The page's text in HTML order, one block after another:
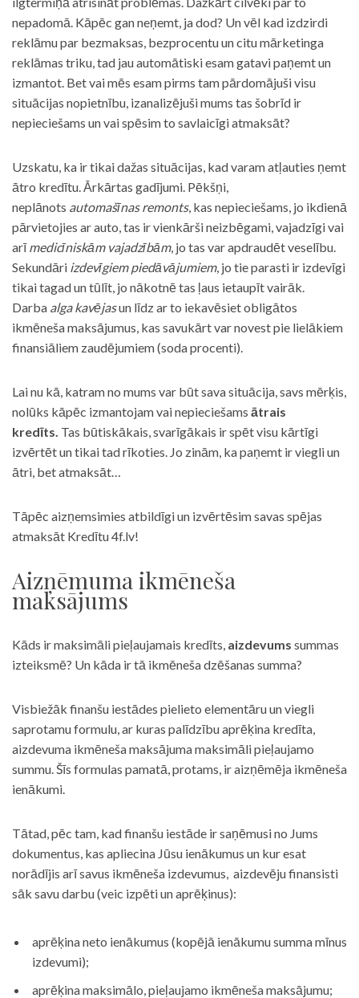
nepadomā. Kāpēc gan neņemt, ja dod? Un vēl kad izdzirdi
reklāmu par bezmaksas, bezprocentu un citu mārketinga
reklāmas triku, tad jau automātiski esam gatavi paņemt un
izmantot. Bet vai mēs esam pirms tam pārdomājuši visu
situācijas nopietnību, izanalizējuši mums tas šobrīd ir
nepieciešams un vai spēsim to savlaicīgi atmaksāt?
Uzskatu, ka ir tikai dažas situācijas, kad varam atļauties ņemt
ātro kredītu. Ārkārtas gadījumi. Pēkšņi,
neplānots automašīnas remonts, kas nepieciešams, jo ikdienā
pārvietojies ar auto, tas ir vienkārši neizbēgami, vajadzīgi vai
arīmedicīniskām vajadzībām, jo tas var apdraudēt veselību.
Sekundāri izdevīgiem piedāvājumiem, jo tie parasti ir izdevīgi
tikai tagad un tūlīt, jo nākotnē tas ļaus ietaupīt vairāk.
Darba alga kavējasun līdz ar to iekavēsiet obligātos
ikmēneša maksājumus, kas savukārt var novest pie lielākiem
finansiāliem zaudējumiem (soda procenti).
Lai nu kā, katram no mums var būt sava situācija, savs mērķis,
nolūks kāpēc izmantojam vai nepieciešams ātrais
kredīts. Tas būtiskākais, svarīgākais ir spēt visu kārtīgi
izvērtēt un tikai tad rīkoties. Jo zinām, ka paņemt ir viegli un
ātri, bet atmaksāt…
Tāpēc aizņemsimies atbildīgi un izvērtēsim savas spējas
atmaksāt Kredītu 4f.lv!
Aizņēmuma ikmēneša
maksājums
Kāds ir maksimāli pieļaujamais kredīts, aizdevums summas
izteiksmē? Un kāda ir tā ikmēneša dzēšanas summa?
Visbiežāk finanšu iestādes pielieto elementāru un viegli
saprotamu formulu, ar kuras palīdzību aprēķina kredīta,
aizdevuma ikmēneša maksājuma maksimāli pieļaujamo
summu. Šīs formulas pamatā, protams, ir aizņēmēja ikmēneša
ienākumi.
Tātad, pēc tam, kad finanšu iestāde ir saņēmusi no Jums
dokumentus, kas apliecina Jūsu ienākumus un kur esat
norādījis arī savus ikmēneša izdevumus, aizdevēju finansisti
sāk savu darbu (veic izpēti un aprēķinus):
aprēķina neto ienākumus (kopējā ienākumu summa mīnus
izdevumi);
aprēķina maksimālo, pieļaujamo ikmēneša maksājumu;